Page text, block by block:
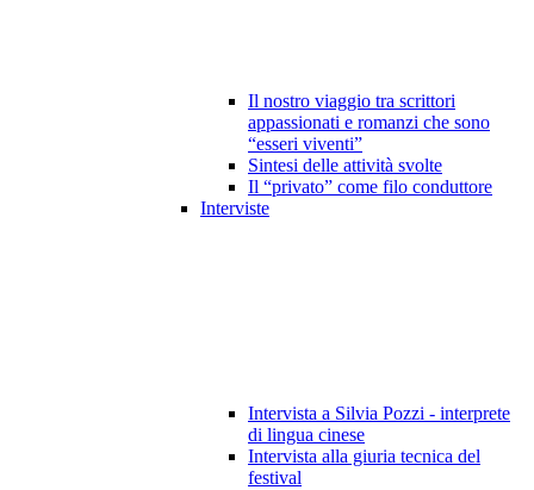
Il nostro viaggio tra scrittori
appassionati e romanzi che sono
“esseri viventi”
Sintesi delle attività svolte
Il “privato” come filo conduttore
Interviste
Intervista a Silvia Pozzi - interprete
di lingua cinese
Intervista alla giuria tecnica del
festival